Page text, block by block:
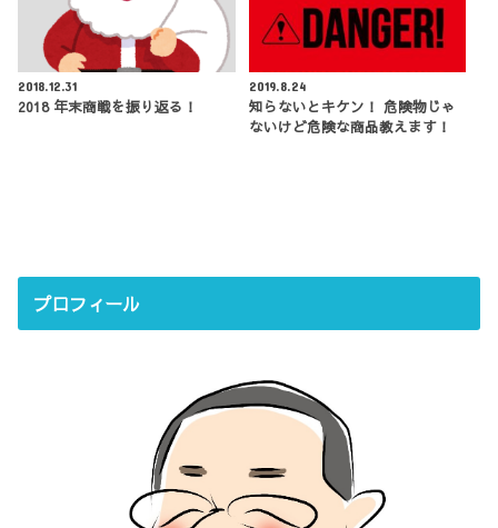
2018.12.31
2018 年末商戦を振り返る！
2019.8.24
知らないとキケン！ 危険物じゃ
ないけど危険な商品教えます！
プロフィール